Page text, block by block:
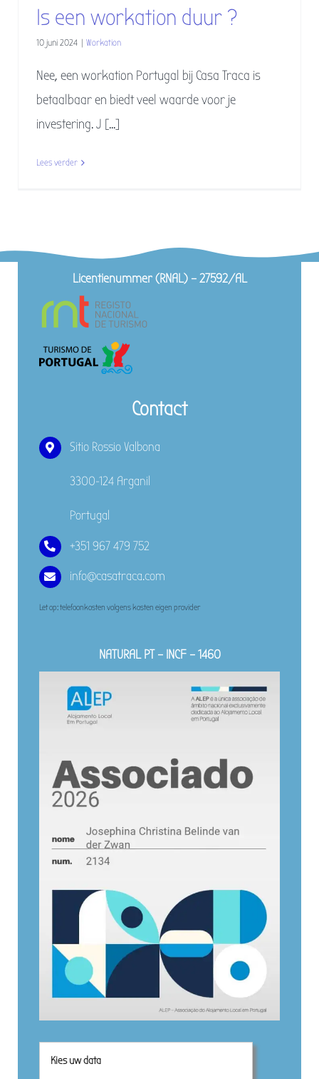
Is een workation duur ?
10 juni 2024 | Workation
Nee, een workation Portugal bij Casa Traca is
betaalbaar en biedt veel waarde voor je
investering. J [...]
Lees verder
Licentienummer (RNAL) – 27592/AL
Contact
Sitio Rossio Valbona
3300-124 Arganil
Portugal
+351 967 479 752
info@casatraca.com
Let op: telefoonkosten volgens kosten eigen provider
NATURAL PT – INCF – 1460
Kies uw data